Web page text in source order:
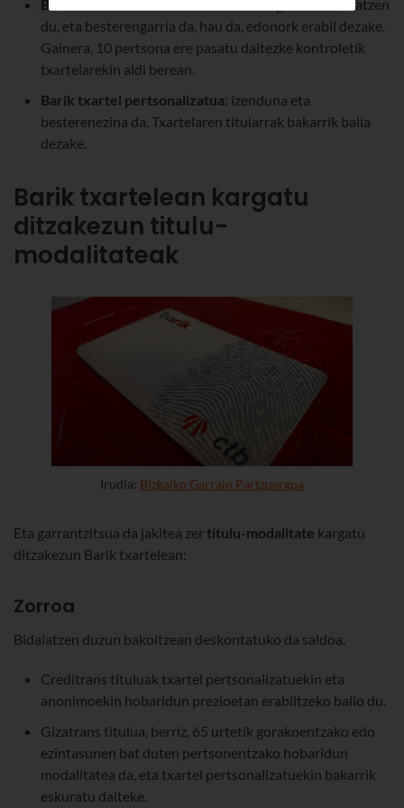
Barik txartel anonimoa
: zorro-txartel gisa funtzionatzen
du, eta besterengarria da, hau da, edonork erabil dezake.
Gainera, 10 pertsona ere pasatu daitezke kontroletik
txartelarekin aldi berean.
Barik txartel pertsonalizatua: izenduna eta
besterenezina da. Txartelaren titularrak bakarrik balia
dezake.
Barik txartelean kargatu
ditzakezun titulu-
modalitateak
Irudia: Bizkaiko Garraio Partzuergoa
Eta garrantzitsua da jakitea zer titulu-modalitate kargatu
ditzakezun Barik txartelean:
Zorroa
Bidaiatzen duzun bakoitzean deskontatuko da saldoa.
Creditrans tituluak txartel pertsonalizatuekin eta
anonimoekin hobaridun prezioetan erabiltzeko balio du.
Gizatrans titulua, berriz, 65 urtetik gorakoentzako edo
ezintasunen bat duten pertsonentzako hobaridun
modalitatea da, eta txartel pertsonalizatuekin bakarrik
eskuratu daiteke.